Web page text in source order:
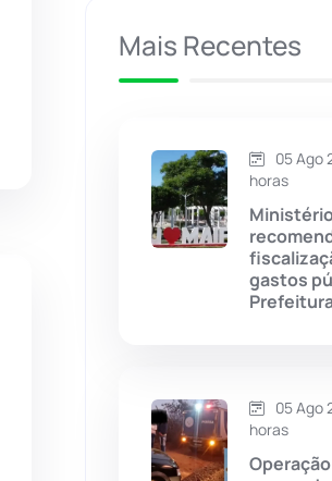
Caculé
Caetité
Candiba
Cândido Sales
Caturama
Mais Recentes
05 Ago
horas
gastos
05 Ago
horas